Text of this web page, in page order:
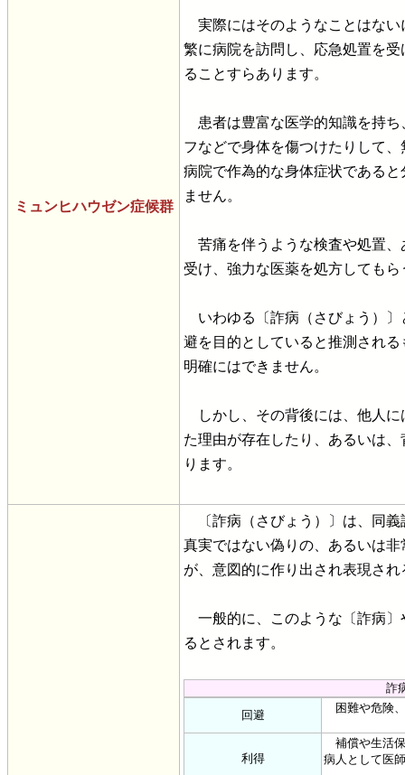
ミュンヒハウゼン症候群
実際にはそのようなことはない
繁に病院を訪問し、応急処置を
ることすらあります。
患者は豊富な医学的知識を持ち
フなどで身体を傷つけたりして
病院で作為的な身体症状である
ません。
苦痛を伴うような検査や処置、
受け、強力な医薬を処方しても
いわゆる〔詐病（さびょう）〕
避を目的としていると推測され
明確にはできません。
しかし、その背後には、他人に
た理由が存在したり、あるいは
ります。
〔詐病（さびょう）〕は、同義
真実ではない偽りの、あるいは
が、意図的に作り出され表現さ
一般的に、このような〔詐病〕
るとされます。
詐
回避
困難や危険
利得
補償や生活
病人として医